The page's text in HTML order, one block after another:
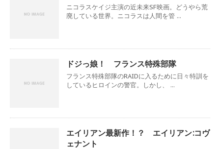
ニコラスケイジ主演の近未来SF映画。どうやら荒
廃している世界。ニコラスは人間を管 ...
ドジっ娘！ フランス特殊部隊
フランス特殊部隊のRAIDに入るために日々特訓を
しているヒロインの警官。しかし、 ...
エイリアン最新作！？ エイリアン:コヴ
ェナント